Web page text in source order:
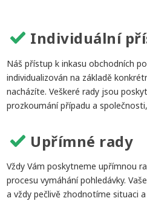
Individuální
Náš přístup k inkasu obchodních
individualizován na základě
nacházíte. Veškeré rady jsou
prozkoumání případu a
Upřímné rady
Vždy Vám poskytneme upřímnou
procesu vymáhání pohledávky.
a vždy pečlivě zhodnotíme situaci